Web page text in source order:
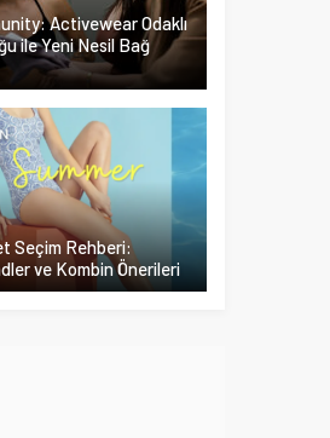
Activewear Odaklı
ile Yeni Nesil Bağ
Seçim Rehberi:
ve Kombin Önerileri